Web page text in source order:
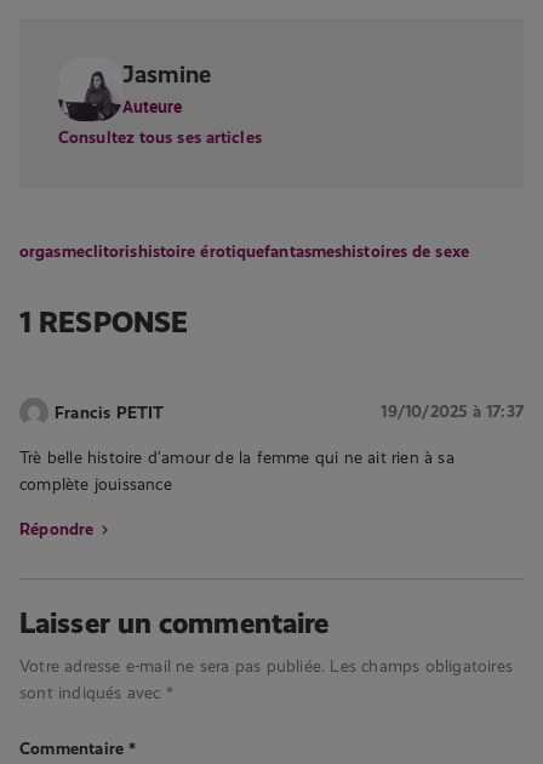
Jasmine
Auteure
Consultez tous ses articles
orgasmeclitorishistoire érotiquefantasmeshistoires de sexe
1 RESPONSE
Francis PETIT 19/10/2025 à 17:37
Trè belle histoire d’amour de la femme qui ne ait rien à sa
complète jouissance
Répondre
Laisser un commentaire
Votre adresse e-mail ne sera pas publiée. Les champs obligatoires
sont indiqués avec *
Commentaire*